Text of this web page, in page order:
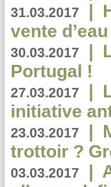
31.03.2017 |
vente
30.03.2017 |
Portugal !
27.03.2017 |
initiative
23.03.2017 |
trottoir ?
03.03.2017 |